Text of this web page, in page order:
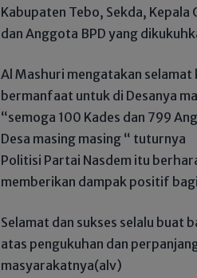
Kabupaten Tebo, Sekda, Kepala
dan Anggota BPD yang
Al Mashuri mengatakan selamat
bermanfaat untuk di Desanya
“semoga 100 Kades dan 799
Desa masing masing “ tuturnya
Politisi Partai Nasdem itu
memberikan dampak positif
Selamat dan sukses selalu buat
atas pengukuhan dan
masyarakatnya(alv)